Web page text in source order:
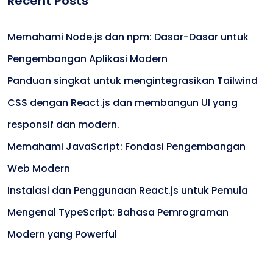
Memahami Node.js dan npm: Dasar-Dasar untuk
Pengembangan Aplikasi Modern
Panduan singkat untuk mengintegrasikan Tailwind
CSS dengan React.js dan membangun UI yang
responsif dan modern.
Memahami JavaScript: Fondasi Pengembangan
Web Modern
Instalasi dan Penggunaan React.js untuk Pemula
Mengenal TypeScript: Bahasa Pemrograman
Modern yang Powerful